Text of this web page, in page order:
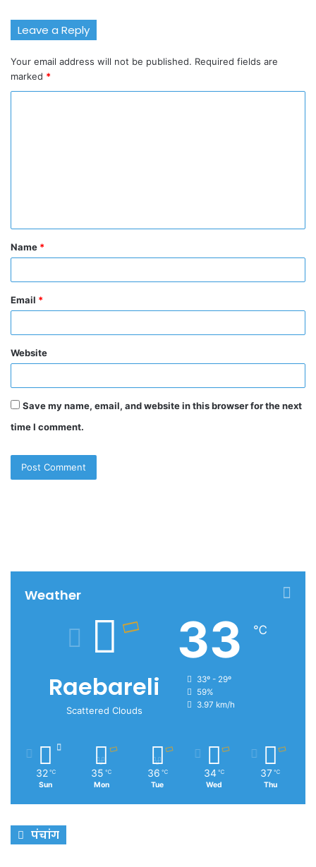
Leave a Reply
Your email address will not be published. Required fields are
marked *
t
*
Name *
Email *
Website
Save my name, email, and website in this browser for the next
time I comment.
Weather
Raebareli
Scattered Clouds
33 ℃
33º - 29º
59%
3.97 km/h
32 ℃
Sun
35 ℃
Mon
36 ℃
Tue
34 ℃
Wed
37 ℃
Thu
पंचांग